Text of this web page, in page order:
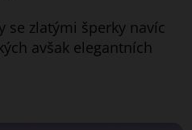
se zlatými šperky navíc
avšak elegantních